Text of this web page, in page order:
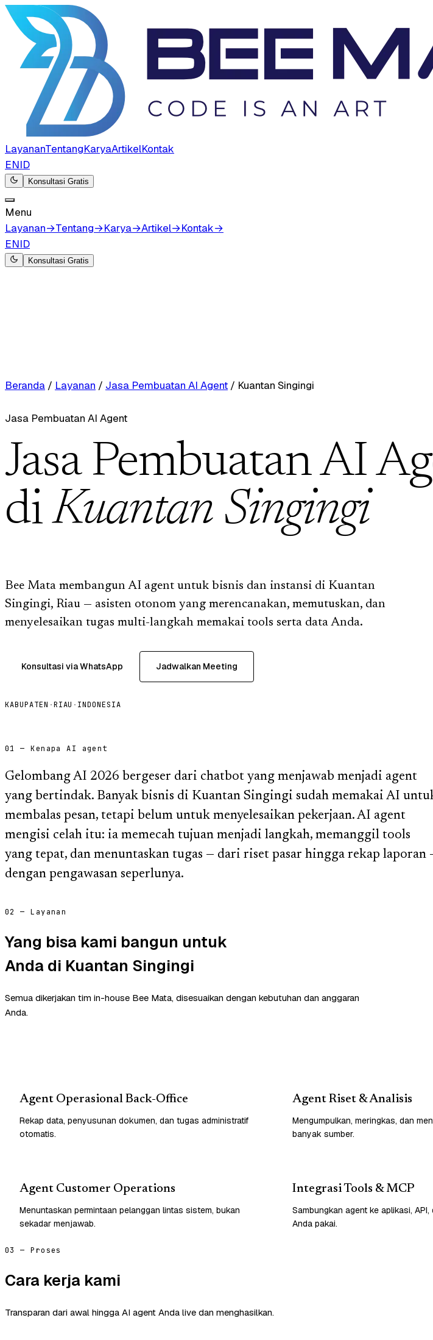
LayananTentangKaryaArtikelKontak
ENID
Konsultasi Gratis
Menu
Layanan→Tentang→Karya→Artikel→Kontak→
ENID
Konsultasi Gratis
Beranda / Layanan / Jasa Pembuatan AI Agent / Kuantan Singingi
Jasa Pembuatan AI Agent
Jasa Pembuatan AI
diKuantan Singingi
Bee Mata membangun AI agent untuk bisnis dan instansi di Kuantan
Singingi, Riau — asisten otonom yang merencanakan, memutuskan, dan
menyelesaikan tugas multi-langkah memakai tools serta data Anda.
Konsultasi via WhatsApp Jadwalkan Meeting
KABUPATEN ·RIAU · INDONESIA
01 — Kenapa AI agent
Gelombang AI 2026 bergeser dari chatbot yang menjawab menjadi agent
yang bertindak. Banyak bisnis di Kuantan Singingi sudah memakai AI
membalas pesan, tetapi belum untuk menyelesaikan pekerjaan. AI agent
mengisi celah itu: ia memecah tujuan menjadi langkah, memanggil tools
yang tepat, dan menuntaskan tugas — dari riset pasar hingga rekap laporan
dengan pengawasan seperlunya.
02 — Layanan
Yang bisa kami bangun untuk
Anda di Kuantan Singingi
Semua dikerjakan tim in-house Bee Mata, disesuaikan dengan kebutuhan dan anggaran
Anda.
Agent Operasional Back-Office
Rekap data, penyusunan dokumen, dan tugas administratif
otomatis.
Agent Riset & Analisis
Mengumpulkan, meringkas, dan
banyak sumber.
Agent Customer Operations
Menuntaskan permintaan pelanggan lintas sistem, bukan
sekadar menjawab.
Integrasi Tools & MCP
Sambungkan agent ke aplikasi,
Anda pakai.
03 — Proses
Cara kerja kami
Transparan dari awal hingga AI agent Anda live dan menghasilkan.